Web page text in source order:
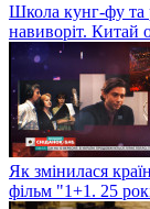
Школа кунг-фу та
навиворіт. Китай
Як змінилася
фільм "1+1. 25